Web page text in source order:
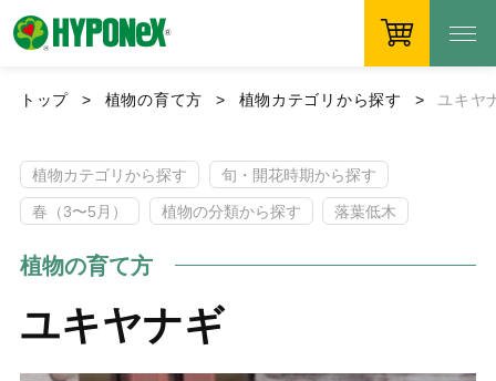
トップ 植物の育て方 植物カテゴリから探す ユキヤ
植物カテゴリから探す 旬・開花時期から探す
春（3〜5月） 植物の分類から探す 落葉低木
植物の育て方
ユキヤナギ